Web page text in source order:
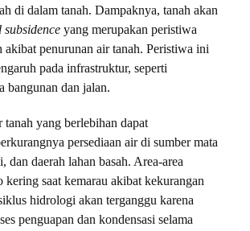
di dalam tanah. Dampaknya, tanah akan
subsidence yang merupakan peristiwa
akibat penurunan air tanah. Peristiwa ini
pada infrastruktur, seperti
bangunan dan jalan.
tanah yang berlebihan dapat
persediaan air di sumber mata
dan daerah lahan basah. Area-area
kering saat kemarau akibat kekurangan
hidrologi akan terganggu karena
penguapan dan kondensasi selama